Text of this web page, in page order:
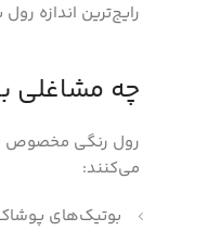
رایج‌ترین اندازه رول برای کارتخوان‌ها عرض 57 میلی‌متر
چه مشاغلی
رول رنگی مخصوص
می‌کنند:
بوتیک‌های